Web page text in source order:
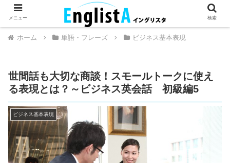
英語が話せるとちょっとハッピー。
ホーム 単語・フレーズ ビジネス基本表現
世間話も大切な商談！スモールトークに使え
る表現とは？～ビジネス英会話 初級編5
ビジネス基本表現
メニュー 検索